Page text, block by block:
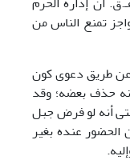
تمنع الناس من
طريق دعوی كون
حذف بعضه؛ وقد
أنه لو فرض جبل
الحضور عنده بغير